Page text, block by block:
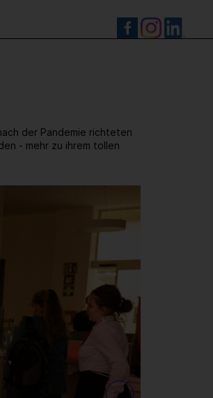
der Pandemie richteten
- mehr zu ihrem tollen